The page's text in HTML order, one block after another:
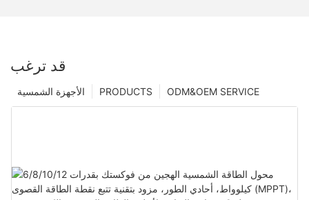
قد ترغب
ODM&OEM SERVICE
PRODUCTS الأجهزة الشمسية